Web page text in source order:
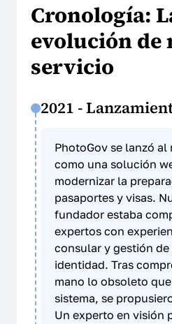
Cronología:
evolución de
servicio
2021 -
PhotoGov se lanzó al
como una solución
modernizar la
pasaportes y visas.
fundador estaba
expertos con
consular y gestión
identidad. Tras
mano lo obsoleto
sistema, se
Un experto en visión